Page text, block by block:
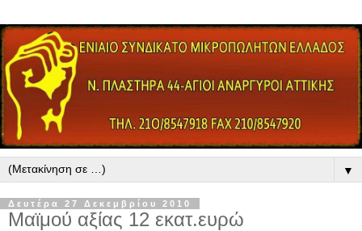
▼
Δευτέρα 27 Δεκεμβρίου 2010
Μαϊμού αξίας 12 εκατ.ευρώ